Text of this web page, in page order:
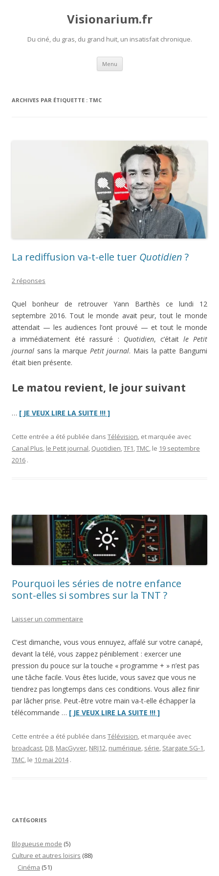
Visionarium.fr
Du ciné, du gras, du grand huit, un insatisfait chronique.
Menu Aller
contenu
ARCHIVES PAR ÉTIQUETTE : TMC
La rediffusion va-t-elle tuer Quotidien ?
2 réponses
Quel bonheur de retrouver Yann Barthès ce lundi 12
septembre 2016. Tout le monde avait peur, tout le monde
attendait — les audiences l’ont prouvé — et tout le monde
a immédiatement été rassuré : Quotidien, c’était le Petit
journal sans la marque Petit journal. Mais la patte Bangumi
était bien présente.
Le matou revient, le jour suivant
… [ JE VEUX LIRE LA SUITE !!! ]“La
va-
t-
Cette entrée a été publiée dans Télévision, et marquée avec
Canal Plus, le Petit journal, Quotidien,TF1,TMC, le 19 septembre
2016 .
Pourquoi les séries de notre enfance
sont-elles si sombres sur la TNT ?
Laisser un commentaire
C’est dimanche, vous vous ennuyez, affalé sur votre canapé,
devant la télé, vous zappez péniblement : exercer une
pression du pouce sur la touche « programme + » n’est pas
une tâche facile. Vous êtes lucide, vous savez que vous ne
tiendrez pas longtemps dans ces conditions. Vous allez finir
par lâcher prise. Peut-être votre main va-t-elle échapper la
télécommande … [ JE VEUX LIRE LA SUITE !!! ]“Pourquoi
séries
de
Cette entrée a été publiée dans Télévision, et marquée avec
broadcast, D8, MacGyver, NRJ12, numérique, série, Stargate SG-1,
TMC, le 10 mai 2014 .
CATÉGORIES
Blogueuse mode (5)
Culture et autres loisirs (88)
Cinéma (51)